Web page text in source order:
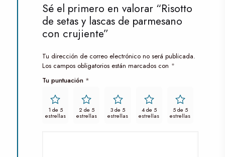
Sé el primero en valorar “Risotto
de setas y lascas de parmesano
con crujiente”
Tu dirección de correo electrónico no será publicada.
Los campos obligatorios están marcados con *
Tu puntuación *
1 de 5
estrellas
2 de 5
estrellas
3 de 5
estrellas
4 de 5
estrellas
5 de 5
estrellas